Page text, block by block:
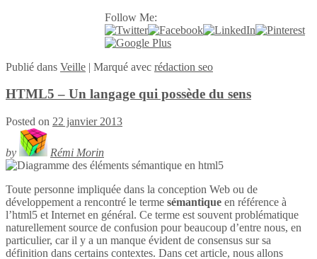
Follow Me:
Publié dans Veille | Marqué avec rédaction seo
HTML5 – Un langage qui possède du sens
Posted on 22 janvier 2013
by Rémi Morin
Toute personne impliquée dans la conception Web ou de
développement a rencontré le terme sémantique en référence à
l’html5 et Internet en général. Ce terme est souvent problématique
naturellement source de confusion pour beaucoup d’entre nous, en
particulier, car il y a un manque évident de consensus sur sa
définition dans certains contextes. Dans cet article, nous allons